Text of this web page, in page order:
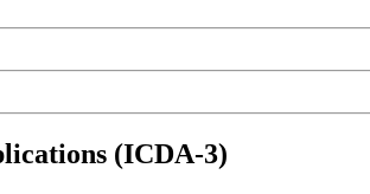
(ICDA-3)